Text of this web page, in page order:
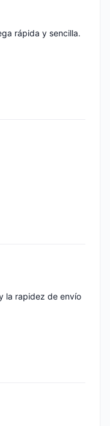
rápida y sencilla.
la rapidez de envío